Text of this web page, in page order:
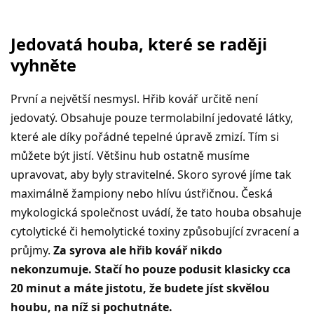
Jedovatá houba, které se raději
vyhněte
První a největší nesmysl. Hřib kovář určitě není
jedovatý. Obsahuje pouze termolabilní jedovaté látky,
které ale díky pořádné tepelné úpravě zmizí. Tím si
můžete být jistí. Většinu hub ostatně musíme
upravovat, aby byly stravitelné. Skoro syrové jíme tak
maximálně žampiony nebo hlívu ústřičnou. Česká
mykologická společnost uvádí, že tato houba obsahuje
cytolytické či hemolytické toxiny způsobující zvracení a
průjmy. Za syrova ale hřib kovář nikdo
nekonzumuje. Stačí ho pouze podusit klasicky cca
20 minut a máte jistotu, že budete jíst skvělou
houbu, na níž si pochutnáte.